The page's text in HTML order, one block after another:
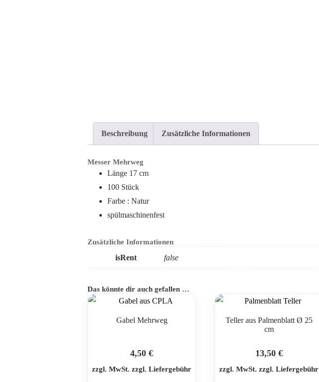
Beschreibung Zusätzliche Informationen
Messer Mehrweg
Länge 17 cm
100 Stück
Farbe : Natur
spülmaschinenfest
Zusätzliche Informationen
isRent false
Das könnte dir auch gefallen …
Gabel Mehrweg
4,50€
zzgl. MwSt. zzgl. Liefergebühr
Teller aus Palmenblatt Ø 25
cm
13,50 €
zzgl. MwSt. zzgl. Liefergebühr